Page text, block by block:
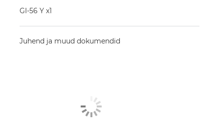
GI-56 Y x1
Juhend ja muud dokumendid